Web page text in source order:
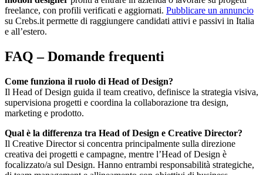
freelance, con profili verificati e aggiornati. Pubblicare un annuncio
su Crebs.it permette di raggiungere candidati attivi e passivi in Italia
e all’estero.
FAQ – Domande frequenti
Come funziona il ruolo di Head of Design?
Il Head of Design guida il team creativo, definisce la strategia visiva,
supervisiona progetti e coordina la collaborazione tra design,
marketing e prodotto.
Qual è la differenza tra Head of Design e Creative Director?
Il Creative Director si concentra principalmente sulla direzione
creativa dei progetti e campagne, mentre l’Head of Design è
focalizzato/a sul Design. Hanno entrambi responsabilità strategiche,